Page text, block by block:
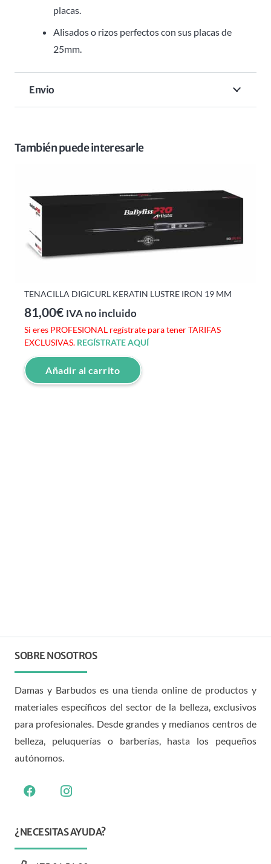
placas.
Alisados o rizos perfectos con sus placas de
25mm.
Envio
También puede interesarle
TENACILLA DIGICURL KERATIN LUSTRE IRON 19 MM
81,00€ IVA no incluido
Si eres PROFESIONAL regístrate para tener TARIFAS
EXCLUSIVAS. REGÍSTRATE AQUÍ
Añadir al carrito
SOBRE NOSOTROS
Damas y Barbudos es una tienda online de productos y
materiales específicos del sector de la belleza, exclusivos
para profesionales. Desde grandes y medianos centros de
belleza, peluquerías o barberías, hasta los pequeños
autónomos.
¿NECESITAS AYUDA?